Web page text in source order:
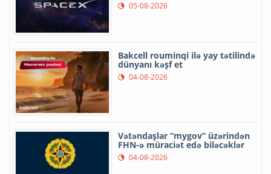
05-08-2026
Bakcell rouminqi ilə yay tətilində
dünyanı kəşf et
04-08-2026
Vətəndaşlar “mygov” üzərindən
FHN-ə müraciət edə biləcəklər
04-08-2026